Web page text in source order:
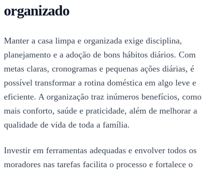
organizado
Manter a casa limpa e organizada exige disciplina,
planejamento e a adoção de bons hábitos diários. Com
metas claras, cronogramas e pequenas ações diárias, é
possível transformar a rotina doméstica em algo leve e
eficiente. A organização traz inúmeros benefícios, como
mais conforto, saúde e praticidade, além de melhorar a
qualidade de vida de toda a família.
Investir em ferramentas adequadas e envolver todos os
moradores nas tarefas facilita o processo e fortalece o